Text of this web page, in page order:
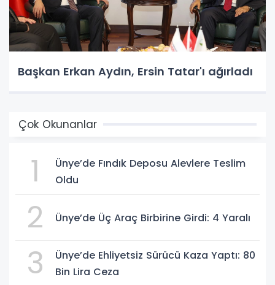
Başkan Erkan Aydın, Ersin Tatar'ı ağırladı
Çok Okunanlar
1
Ünye’de Fındık Deposu Alevlere Teslim
Oldu
2 Ünye’de Üç Araç Birbirine Girdi: 4 Yaralı
3
Ünye’de Ehliyetsiz Sürücü Kaza Yaptı: 80
Bin Lira Ceza